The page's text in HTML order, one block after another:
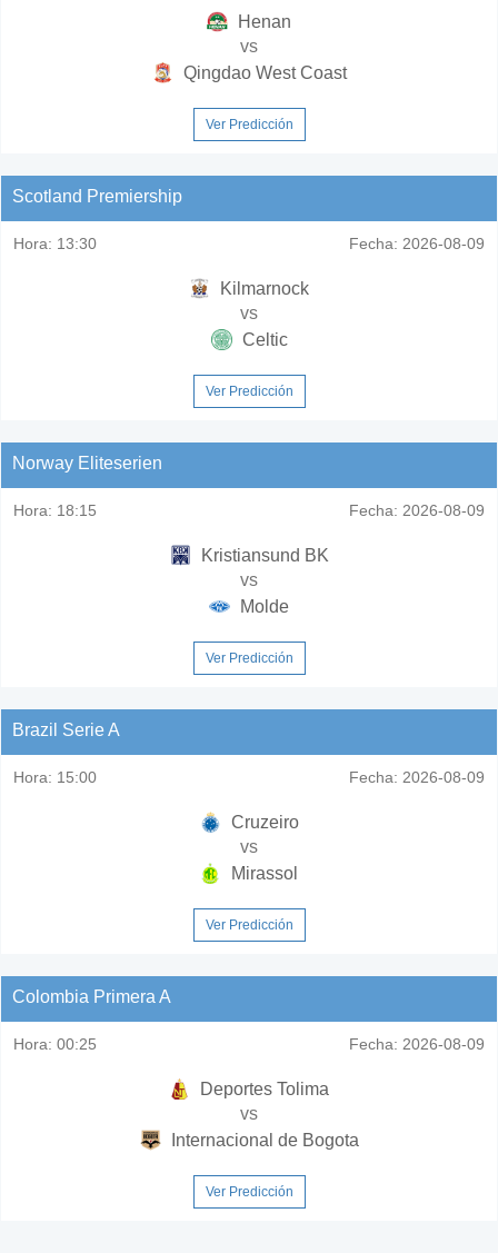
Henan
vs
Qingdao West Coast
Ver Predicción
Scotland Premiership
Hora: 13:30 Fecha: 2026-08-09
Kilmarnock
vs
Celtic
Ver Predicción
Norway Eliteserien
Hora: 18:15 Fecha: 2026-08-09
Kristiansund BK
vs
Molde
Ver Predicción
Brazil Serie A
Hora: 15:00 Fecha: 2026-08-09
Cruzeiro
vs
Mirassol
Ver Predicción
Colombia Primera A
Hora: 00:25 Fecha: 2026-08-09
Deportes Tolima
vs
Internacional de Bogota
Ver Predicción